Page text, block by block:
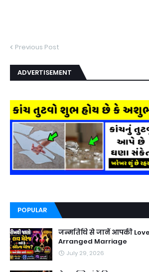
Previous Post
ADVERTISEMENT
POPULAR
जन्मतिथि से जानें आपकी
Arranged Marriage
July 29, 2026